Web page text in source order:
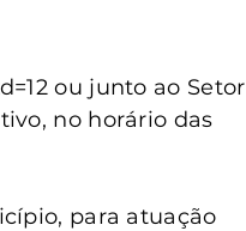
ou junto ao Setor
no horário das
para atuação